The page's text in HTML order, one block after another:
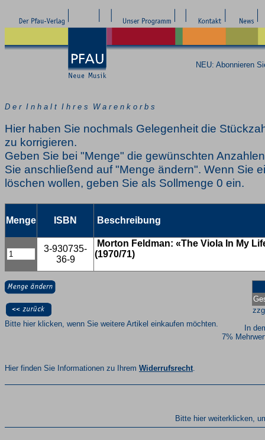
NEU: Abonnieren
D e r I n h a l t I h r e s W a r e n k o r b s
Hier haben Sie nochmals Gelegenheit die
zu korrigieren.
Geben Sie bei "Menge" die gewünschten
Sie anschließend auf "Menge ändern". Wenn Sie
löschen wollen, geben Sie als Sollmenge 0 ein.
Menge ISBN Beschreibung
3-930735-
36-9
Morton Feldman: «The Viola In My
(1970/71)
In
7%
Bitte hier klicken, wenn Sie weitere Artikel einkaufen möchten.
Hier finden Sie Informationen zu Ihrem Widerrufsrecht.
Bitte hier weiterklicken,